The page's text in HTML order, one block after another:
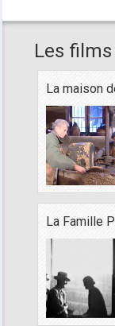
Les
La maison
La Famille